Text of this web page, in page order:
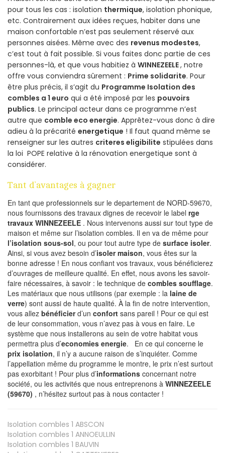
pour tous les cas : isolation thermique, isolation phonique,
etc. Contrairement aux idées reçues, habiter dans une
maison confortable n’est pas seulement réservé aux
personnes aisées. Même avec des revenus modestes,
c’est tout à fait possible. Si vous faites donc partie de ces
personnes-là, et que vous habitiez à WINNEZEELE, notre
offre vous conviendra sûrement : Prime solidarite. Pour
être plus précis, il s’agit du Programme Isolation des
combles a 1 euro qui a été imposé par les pouvoirs
publics. Le principal acteur dans ce programme n’est
autre que comble eco energie. Apprêtez-vous donc à dire
adieu à la précarité energetique ! Il faut quand même se
renseigner sur les autres criteres eligibilite stipulées dans
la loi POPE relative à la rénovation energetique sont à
considérer.
Tant d’avantages à gagner
En tant que professionnels sur le departement de NORD-59670,
nous fournissons des travaux dignes de recevoir le label rge
travaux WINNEZEELE . Nous intervenons aussi sur tout type de
maison et même sur l’isolation combles. Il en va de même pour
l’isolation sous-sol, ou pour tout autre type de surface isoler.
Ainsi, si vous avez besoin d’isoler maison, vous êtes sur la
bonne adresse ! En nous confiant vos travaux, vous bénéficierez
d’ouvrages de meilleure qualité. En effet, nous avons les savoir-
faire nécessaires, à savoir : le technique de combles soufflage.
Les matériaux que nous utilisons (par exemple : la laine de
verre) sont aussi de haute qualité. À la fin de notre intervention,
vous allez bénéficierd’un confort sans pareil ! Pour ce qui est
de leur consommation, vous n’avez pas à vous en faire. Le
système que nous installerons au sein de votre habitat vous
permettra plus d’economies energie. En ce qui concerne le
prix isolation, il n’y a aucune raison de s’inquiéter. Comme
l’appellation même du programme le montre, le prix n’est surtout
pas exorbitant ! Pour plus d’informations concernant notre
société, ou les activités que nous entreprenons à WINNEZEELE
(59670) , n’hésitez surtout pas à nous contacter !
Isolation combles 1 ABSCON
Isolation combles 1 ANNOEULLIN
Isolation combles 1 BAUVIN